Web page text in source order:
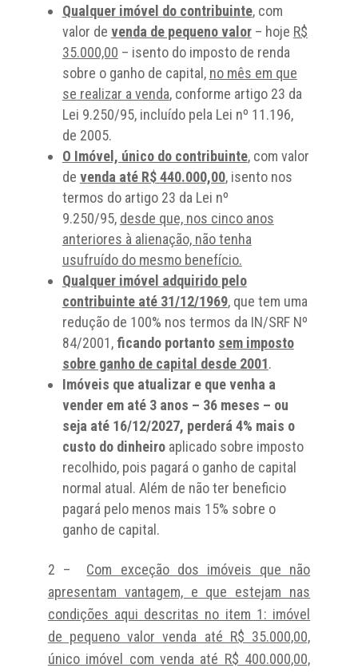
Qualquer imóvel do contribuinte, com
valor de venda de pequeno valor– hoje R$
35.000,00 – isento do imposto de renda
sobre o ganho de capital, no mês em que
se realizar a venda, conforme artigo 23 da
Lei 9.250/95, incluído pela Lei nº 11.196,
de 2005.
O Imóvel, único do contribuinte, com valor
de venda até R$ 440.000,00,isento nos
termos do artigo 23 da Lei nº
9.250/95, desde que, nos cinco anos
anteriores à alienação, não tenha
usufruído do mesmo benefício.
Qualquer imóvel adquirido pelo
contribuinte até 31/12/1969, que tem uma
redução de 100% nos termos da IN/SRF Nº
84/2001,ficando portanto sem imposto
sobre ganho de capital desde 2001.
Imóveis que atualizar e que venha a
vender em até 3 anos – 36 meses – ou
seja até 16/12/2027, perderá 4% mais o
custo do dinheiroaplicado sobre imposto
recolhido, pois pagará o ganho de capital
normal atual. Além de não ter beneficio
pagará pelo menos mais 15% sobre o
ganho de capital.
2 – Com exceção dos imóveis que não
apresentam vantagem, e que estejam nas
condições aqui descritas no item 1: imóvel
de pequeno valor venda até R$ 35.000,00,
único imóvel com venda até R$ 400.000,00,